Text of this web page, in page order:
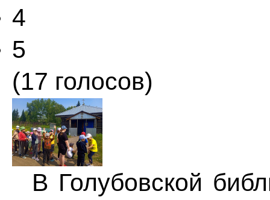
4
5
(17 голосов)
В Голубовской